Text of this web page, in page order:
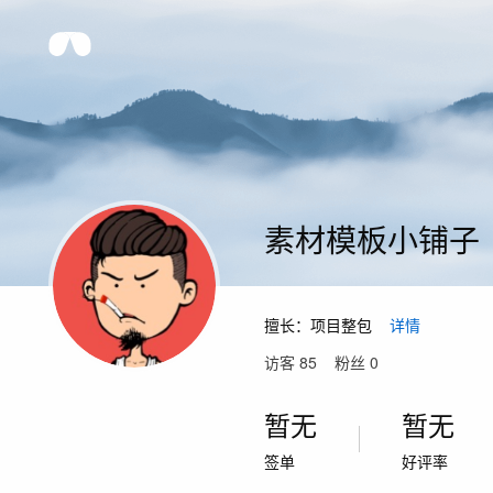
素材模板小铺子
擅长： 项目整包
详情
访客 85 粉丝 0
暂无
签单
暂无
好评率